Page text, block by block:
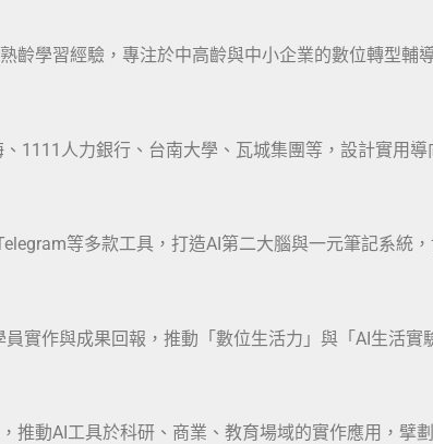
齡學習經驗，專注於中高齡與中小企業的數位轉型輔
1111人力銀行、台南大學、瓦城集團等，設計實用導
等多款工具，打造AI第二大腦與一元筆記系統
實作與成果回報，推動「數位生活力」與「AI生活實
推動AI工具於科研、商業、教育場域的實作應用，擘